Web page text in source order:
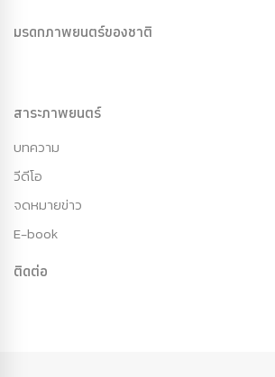
มรดกภาพยนตร์ของชาติ
สาระภาพยนตร์
บทความ
วีดีโอ
จดหมายข่าว
E-book
ติดต่อ